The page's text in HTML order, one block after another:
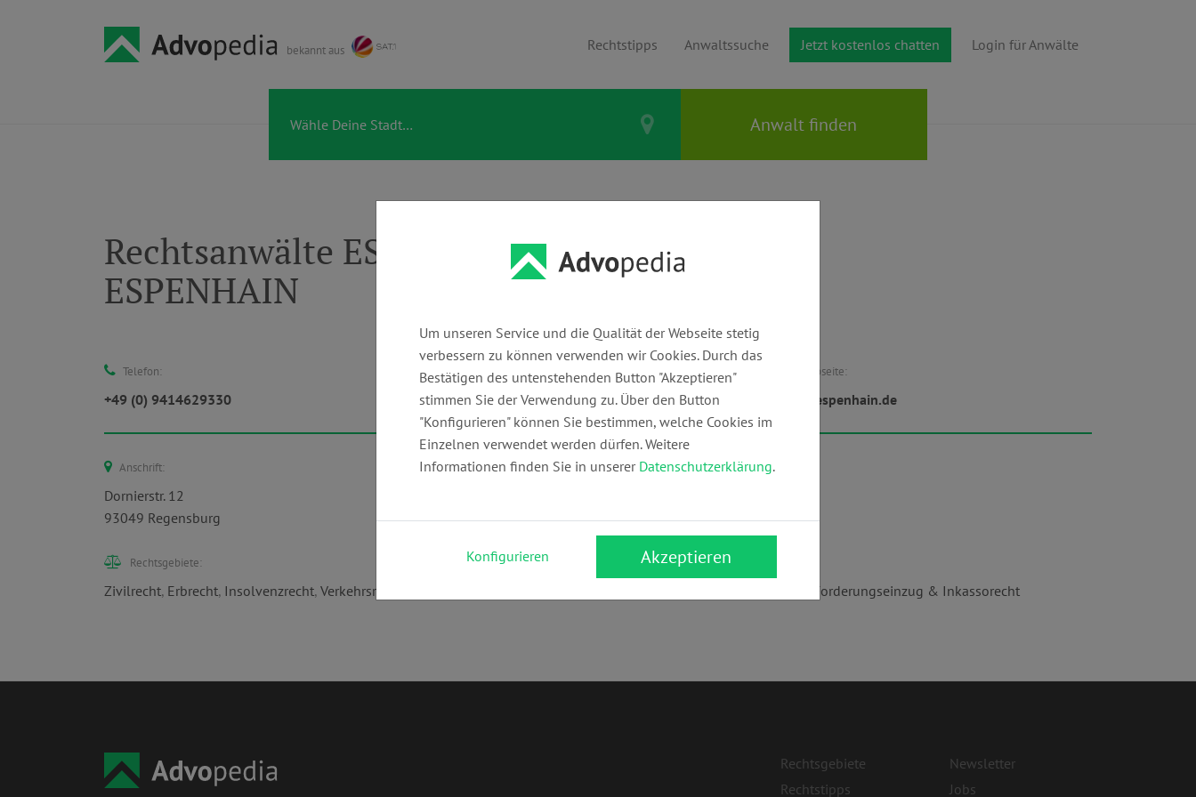
bekannt aus Rechtstipps Anwaltssuche Jetzt kostenlos chatten Login für Anwälte
Rechtsanwälte ESPENHAIN &
ESPENHAIN
Telefon:
+49 (0) 9414629330
E-Mail:
info@espenhain.de
Webseite:
www.espenhain.de
Anschrift:
Dornierstr. 12
93049 Regensburg
Rechtsgebiete:
Zivilrecht, Erbrecht, Insolvenzrecht, Verkehrsrecht Forderungseinzug & Inkassorecht
Rechtsgebiete
Rechtstipps
Newsletter
Jobs
Um unseren Service und die Qualität der Webseite stetig
verbessern zu können verwenden wir Cookies. Durch das
Bestätigen des untenstehenden Button "Akzeptieren"
stimmen Sie der Verwendung zu. Über den Button
"Konfigurieren" können Sie bestimmen, welche Cookies im
Einzelnen verwendet werden dürfen. Weitere
Informationen finden Sie in unserer Datenschutzerklärung.
Konfigurieren Akzeptieren